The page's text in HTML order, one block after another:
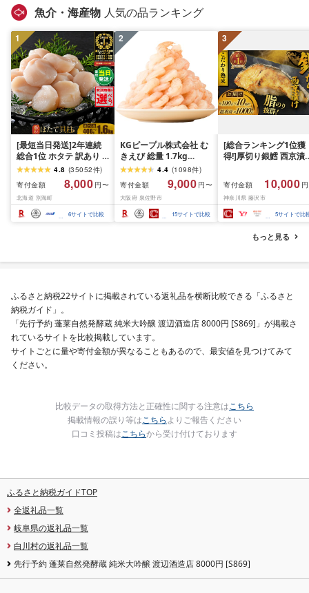
手県 盛岡市 東北 岩手 盛
魚介・海産物 人気の品ランキング
1
[最短当日発送]2年連続
総合1位 ホタテ 訳あり (
ふるさと納税 ほたて ふ
るさと納税 訳あり 帆立
ふるさと わけあり ホタ
テ貝柱 貝 人気 不揃い 刺
身 規格外 魚介 ランキン
グ 海鮮 冷凍 発送時期が
4.8 (35052件)
寄付金額
8,000 円〜
北海道 別海町
6サイトで比較
2
KGピープル株式会社 む
きえび 総量 1.7kg
(850g×2P) 特大 5Lサイ
ズ バナメイエビ バラ凍
結 下処理不要 サイズ不
揃い 訳あり
4.4 (1098件)
寄付金額
9,000 円〜
大阪府 泉佐野市
15サイトで比較
3
[総合ランキング1位獲
得!]厚切り銀鱈 西京漬
約 1,000g (約 100g ×
切) 西京味噌 西京みそ
噌漬け みそ 味噌 鮮魚
介 銀だら 銀ダラ ギン
ラ ぎんだら 鱈 タラ 魚
西京焼き 西京漬 西京
き 冷凍 厳選 鮮魚 漬け
礼品 おかず おつまみ
南 藤沢
寄付金額 10,000
神奈川県 藤沢市
5サイトで比
もっと見る
ふるさと納税22サイトに掲載されている返礼品を横断比較できる「ふるさと
納税ガイド」。
「先行予約 蓬莱自然発酵蔵 純米大吟醸 渡辺酒造店 8000円 [S869]」が掲載さ
れているサイトを比較掲載しています。
サイトごとに量や寄付金額が異なることもあるので、最安値を見つけてみて
ください。
比較データの取得方法と正確性に関する注意はこちら
掲載情報の誤り等はこちらよりご報告ください
口コミ投稿はこちらから受け付けております
ふるさと納税ガイドTOP
全返礼品一覧
岐阜県の返礼品一覧
白川村の返礼品一覧
先行予約 蓬莱自然発酵蔵 純米大吟醸 渡辺酒造店 8000円 [S869]